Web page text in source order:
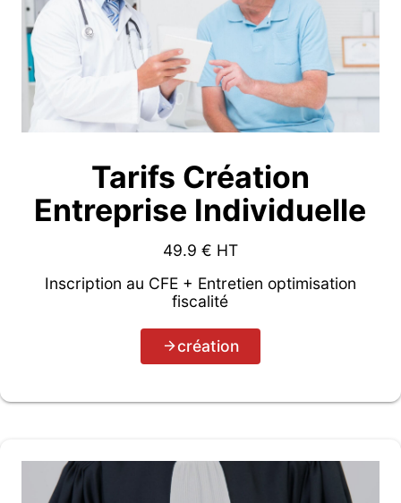
Tarifs Création
Entreprise Individuelle
49.9 € HT
Inscription au CFE + Entretien optimisation
fiscalité
création